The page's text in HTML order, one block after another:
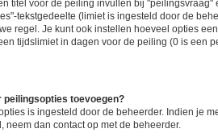
titel voor de peiling invullen bij
tekstgedeelte (limiet is ingesteld door de
regel. Je kunt ook instellen hoeveel opties
tijdslimiet in dagen voor de peiling (0 is een
peilingsopties toevoegen?
is ingesteld door de beheerder. Indien je
neem dan contact op met de beheerder.